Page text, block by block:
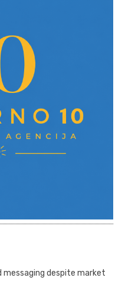
messaging despite market